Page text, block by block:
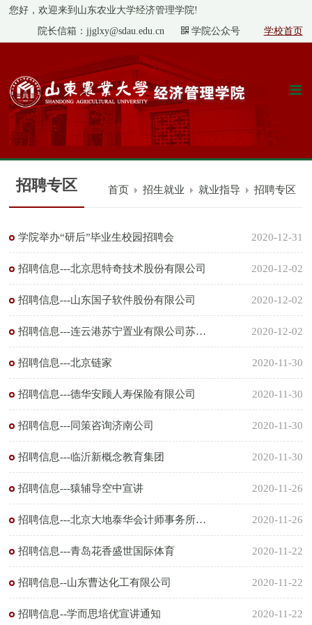
您好，欢迎来到山东农业大学经济管理学院!
院长信箱：jjglxy@sdau.edu.cn
学院公众号 学校首页
招聘专区 首页 招生就业 就业指导 招聘专区
学院举办“研后”毕业生校园招聘会 2020-12-31
招聘信息---北京思特奇技术股份有限公司 2020-12-02
招聘信息---山东国子软件股份有限公司 2020-12-02
招聘信息---连云港苏宁置业有限公司苏宁广场购物分公司 2020-12-02
招聘信息---北京链家 2020-11-30
招聘信息---德华安顾人寿保险有限公司 2020-11-30
招聘信息---同策咨询济南公司 2020-11-30
招聘信息---临沂新概念教育集团 2020-11-30
招聘信息---猿辅导空中宣讲 2020-11-26
招聘信息---北京大地泰华会计师事务所（特殊普通合伙） 2020-11-26
招聘信息---青岛花香盛世国际体育 2020-11-22
招聘信息--山东曹达化工有限公司 2020-11-22
招聘信息--学而思培优宣讲通知 2020-11-22